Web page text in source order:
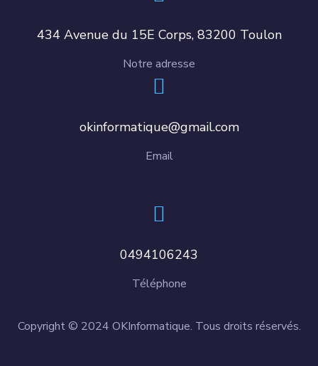
434 Avenue du 15E Corps, 83200 Toulon
Notre adresse
okinformatique@gmail.com
Email
0494106243
Téléphone
Copyright © 2024 OKInformatique. Tous droits réservés.